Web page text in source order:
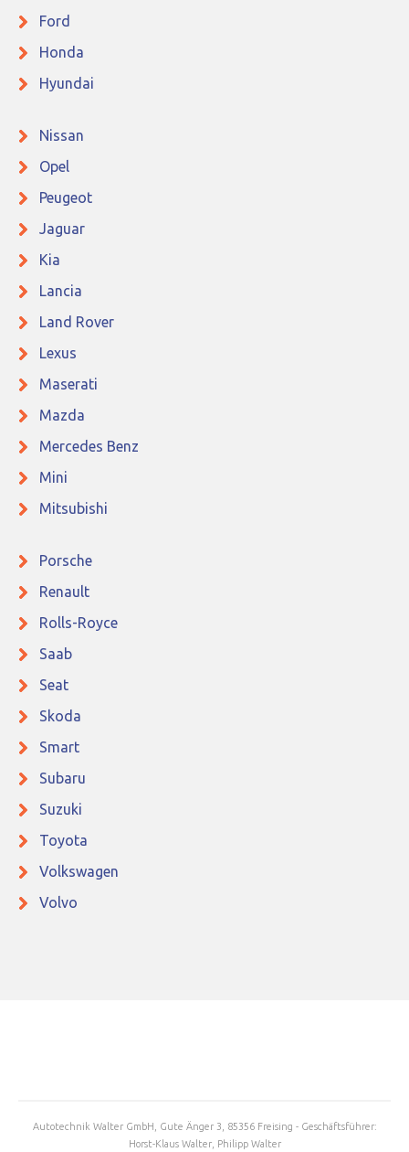
Ford
Honda
Hyundai
Nissan
Opel
Peugeot
Jaguar
Kia
Lancia
Land Rover
Lexus
Maserati
Mazda
Mercedes Benz
Mini
Mitsubishi
Porsche
Renault
Rolls-Royce
Saab
Seat
Skoda
Smart
Subaru
Suzuki
Toyota
Volkswagen
Volvo
Autotechnik Walter GmbH, Gute Änger 3, 85356 Freising - Geschäftsführer:
Horst-Klaus Walter, Philipp Walter